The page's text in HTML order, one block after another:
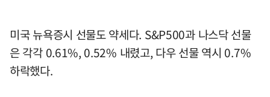
미국 뉴욕증시 선물도 약세다. S&P500과 나스닥 선물
은 각각 0.61%, 0.52% 내렸고, 다우 선물 역시 0.7%
하락했다.